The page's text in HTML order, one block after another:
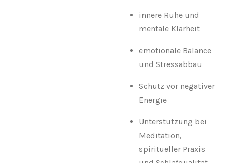
innere Ruhe und
mentale Klarheit
emotionale Balance
und Stressabbau
Schutz vor negativer
Energie
Unterstützung bei
Meditation,
spiritueller Praxis